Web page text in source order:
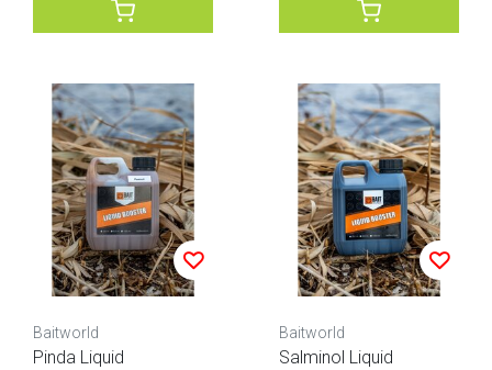
Baitworld
Pinda Liquid
Baitworld
Salminol Liquid